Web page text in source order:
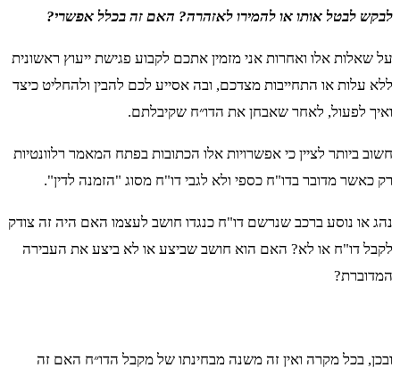
לבקש לבטל אותו או להמירו לאזהרה? האם זה בכלל אפשרי?
על שאלות אלו ואחרות אני מזמין אתכם לקבוע פגישת ייעוץ ראשונית
ללא עלות או התחייבות מצדכם, ובה אסייע לכם להבין ולהחליט כיצד
ואיך לפעול, לאחר שאבחן את הדו״ח שקיבלתם.
חשוב ביותר לציין כי אפשרויות אלו הכתובות בפתח המאמר רלוונטיות
רק כאשר מדובר בדו"ח כספי ולא לגבי דו"ח מסוג "הזמנה לדין".
נהג או נוסע ברכב שנרשם דו"ח כנגדו חושב לעצמו האם היה זה צודק
לקבל דו"ח או לא? האם הוא חושב שביצע או לא ביצע את העבירה
המדוברת?
ובכן, בכל מקרה ואין זה משנה מבחינתו של מקבל הדו״ח האם זה